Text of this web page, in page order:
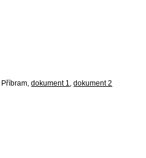
Příbram,dokument 1,dokument 2